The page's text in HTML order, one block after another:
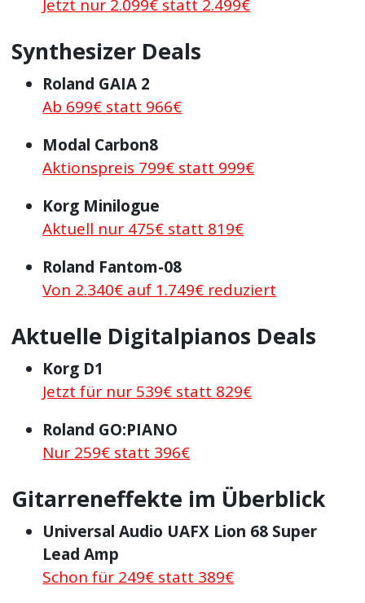
Jetzt nur 2.099€ statt 2.499€
Synthesizer Deals
Roland GAIA 2
Ab 699€ statt 966€
Modal Carbon8
Aktionspreis 799€ statt 999€
Korg Minilogue
Aktuell nur 475€ statt 819€
Roland Fantom-08
Von 2.340€ auf 1.749€ reduziert
Aktuelle Digitalpianos Deals
Korg D1
Jetzt für nur 539€ statt 829€
Roland GO:PIANO
Nur 259€ statt 396€
Gitarreneffekte im Überblick
Universal Audio UAFX Lion 68 Super
Lead Amp
Schon für 249€ statt 389€